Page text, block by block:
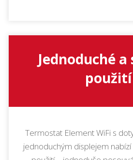
Jednoduché a
použití
Termostat Element WiFi s
jednoduchým displejem